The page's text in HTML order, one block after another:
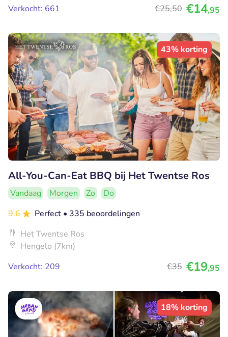
Verkocht: 661
€25,50 €14,95
43% korting
All-You-Can-Eat BBQ bij Het Twentse Ros
Vandaag Morgen Zo
Do
9.6
Perfect • 335 beoordelingen
Het Twentse Ros
Hengelo (7km)
Verkocht: 209
€35 €19,95
18% korting